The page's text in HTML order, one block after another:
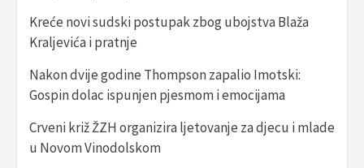
Kreće novi sudski postupak zbog ubojstva Blaža
Kraljevića i pratnje
Nakon dvije godine Thompson zapalio Imotski:
Gospin dolac ispunjen pjesmom i emocijama
Crveni križ ŽZH organizira ljetovanje za djecu i mlade
u Novom Vinodolskom